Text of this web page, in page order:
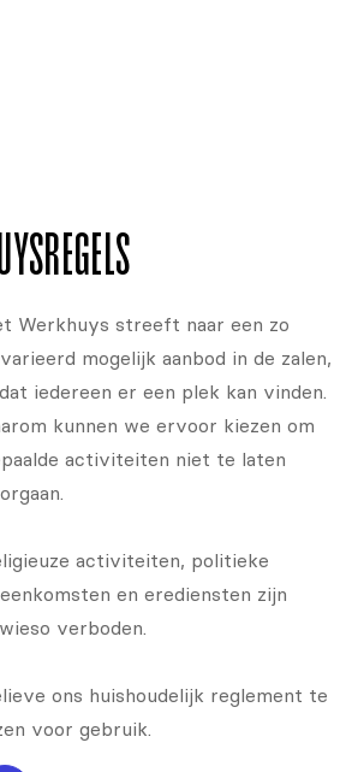
Werkhuys streeft naar een zo
mogelijk aanbod in de zalen,
iedereen er een plek kan vinden.
kunnen we ervoor kiezen om
activiteiten niet te laten
activiteiten, politieke
en erediensten zijn
verboden.
ons huishoudelijk reglement te
voor gebruik.